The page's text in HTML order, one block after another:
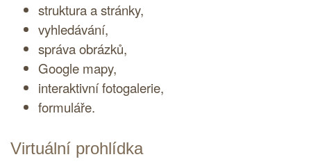
struktura a stránky,
vyhledávání,
správa obrázků,
Google mapy,
interaktivní fotogalerie,
formuláře.
Virtuální prohlídka